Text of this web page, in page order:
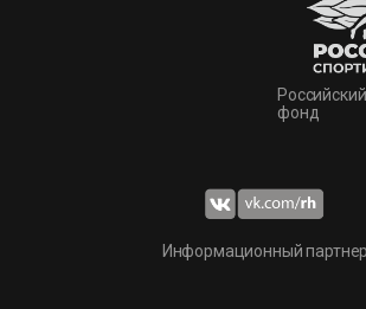
фонд
Информационный партнер